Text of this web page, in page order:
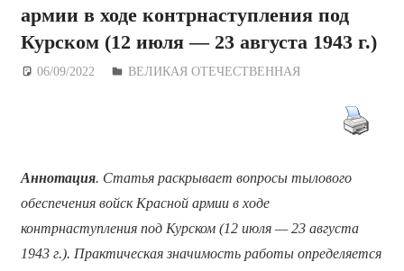
армии в ходе контрнаступления под
Курском (12 июля — 23 августа 1943 г.)
06/09/2022 Дежурный по Редакции
ВЕЛИКАЯ ОТЕЧЕСТВЕННАЯ
Аннотация. Статья раскрывает вопросы тылового
обеспечения войск Красной армии в ходе
контрнаступления под Курском (12 июля — 23 августа
1943 г.). Практическая значимость работы определяется